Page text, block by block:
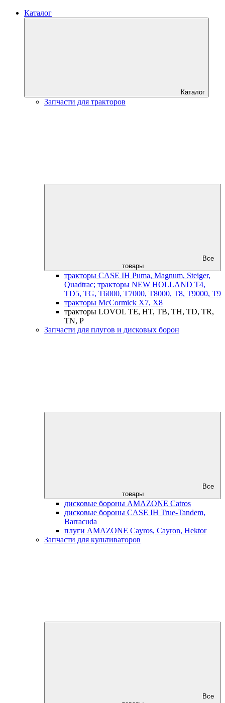
Каталог
Каталог
Запчасти для тракторов
Все
товары
тракторы CASE IH Puma, Magnum, Steiger,
Quadtrac; тракторы NEW HOLLAND T4,
TD5, TG, T6000, T7000, T8000, T8, T9000, T9
тракторы McCormick X7, X8
тракторы LOVOL TE, HT, TB, TH, TD, TR,
TN, P
Запчасти для плугов и дисковых борон
Все
товары
дисковые бороны AMAZONE Catros
дисковые бороны CASE IH True-Tandem,
Barracuda
плуги AMAZONE Cayros, Cayron, Hektor
Запчасти для культиваторов
Все